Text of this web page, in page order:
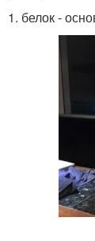
1. белок -